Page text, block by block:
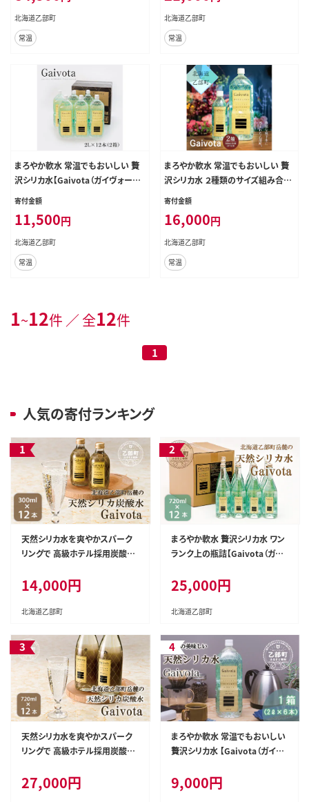
北海道産 北海道 乙部町 天然水 美
容 ケイ素 無添加 シリカ ガイヴォー
タ 美肌 ミネラル 口当たり まろやか
月 備蓄 災害用 非常用 サブスク ＞
北海道乙部町
常温
北海道 乙部町 天然水 美容 ケイ素
無添加 シリカ ガイヴォータ 美肌 ミ
ネラル 口当たり まろやか 贈答 プレ
北海道乙部町
常温
まろやか軟水 常温でもおいしい 贅
沢シリカ水【Gaivota（ガイヴォー
タ）：2箱(2L×6本/箱)】＜ 保存 北の
ハイグレード食品 天然シリカ水 ミネ
ラルウォーター 軟水 北海道産 北海
道 乙部町 天然水 美容 ケイ素 無添
加 シリカ ガイヴォータ 美肌 ミネラ
ル 口当たり まろやか 贈答 プレゼン
寄付金額
11,500円
北海道乙部町
常温
まろやか軟水 常温でもおいしい 贅
沢シリカ水 ２種類のサイズ組み合わ
せ【Gaivota（ガイヴォータ）：1箱(50
0ml×24本/箱)+1箱(2L×6本/箱)】
＜ 保存 北のハイグレード食品 天然
シリカ水 ミネラルウォーター 軟水
北海道産 北海道 乙部町 天然水 美
容 ケイ素 無添加 シリカ ガイヴォー
寄付金額
16,000円
北海道乙部町
常温
1~12件 ／ 全12件
1
人気の寄付ランキング
天然シリカ水を爽やかスパーク
リングで 高級ホテル採用炭酸水
水：1箱(300ml×12本)】＜ ガラ
ス瓶 北のハイグレード食品 天然
シリカ 炭酸水 北海道 乙部町 ミ
然シリカ水 スパークリング 軟水
美容 ケイ素 無添加 美のミネラ
ル シリカ ガイヴォータ 美肌 ミ
ネラル ケイ素 プレゼント 贈答
＞
14,000円
北海道乙部町
まろやか軟水 贅沢シリカ水 ワン
ランク上の瓶詰【Gaivota（ガイ
本)】＜ 保存 北のハイグレード食
品 天然シリカ水 ミネラルウォー
ター 軟水 北海道産 北海道 乙部
リカ ガイヴォータ 美肌 ミネラル
口当たり まろやか 贈答 プレゼン
ト パーティー 防災 ＞
25,000円
北海道乙部町
天然シリカ水を爽やかスパーク
リングで 高級ホテル採用炭酸水
：瓶1箱(720ml×12本)】＜ ガラ
ス瓶 北のハイグレード食品 天然
27,000円
まろやか軟水 常温でもおいしい
贅沢シリカ水 【Gaivota（ガイヴ
存 北のハイグレード食品 天然シ
リカ水 ミネラルウォーター 軟水
9,000円